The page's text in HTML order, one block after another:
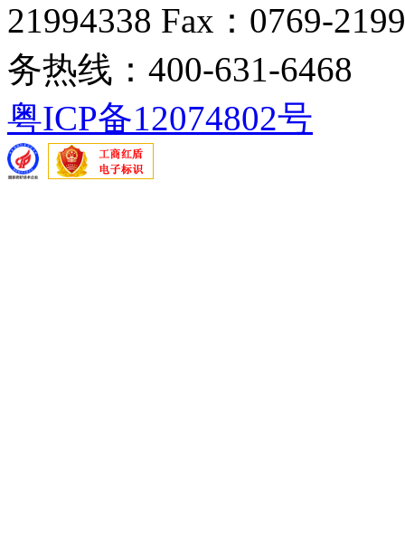
21994338 Fax：0769-
务热线：400-631-6468
粤ICP备12074802号